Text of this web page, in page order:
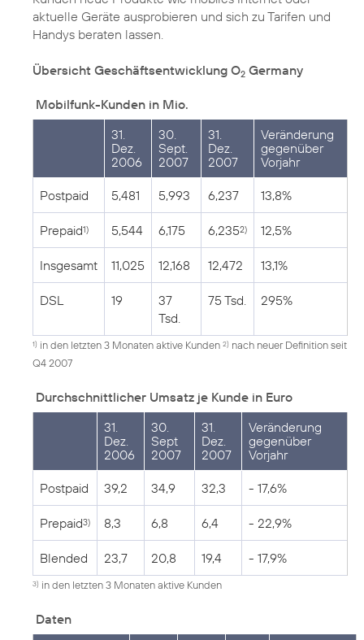
aktuelle Geräte ausprobieren und sich zu Tarifen und
Handys beraten lassen.
Übersicht Geschäftsentwicklung O2 Germany
Mobilfunk-Kunden in Mio.
31.
Dez.
2006
30.
Sept.
2007
31.
Dez.
2007
Veränderung
gegenüber
Vorjahr
Postpaid 5,481 5,993 6,237 13,8%
Prepaid1) 5,544 6,175 6,2352) 12,5%
Insgesamt 11,025 12,168 12,472 13,1%
DSL 19
37
Tsd.
75 Tsd. 295%
1) in den letzten 3 Monaten aktive Kunden 2) nach neuer Definition seit
Q4 2007
Durchschnittlicher Umsatz je Kunde in Euro
31.
Dez.
2006
30.
Sept
2007
31.
Dez.
2007
Veränderung
gegenüber
Vorjahr
Postpaid 39,2 34,9 32,3 - 17,6%
Prepaid3) 8,3 6,8 6,4 - 22,9%
Blended 23,7 20,8 19,4 - 17,9%
3) in den letzten 3 Monaten aktive Kunden
Daten